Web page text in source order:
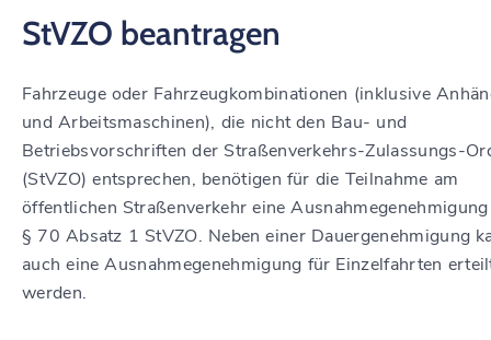
StVZO beantragen
Fahrzeuge oder Fahrzeugkombinationen (inklusive
und Arbeitsmaschinen), die nicht den Bau- und
Betriebsvorschriften der Straßenverkehrs-Zulassungs-
(StVZO) entsprechen, benötigen für die Teilnahme am
öffentlichen Straßenverkehr eine
§ 70 Absatz 1 StVZO. Neben einer Dauergenehmigung
auch eine Ausnahmegenehmigung für Einzelfahrten
werden.